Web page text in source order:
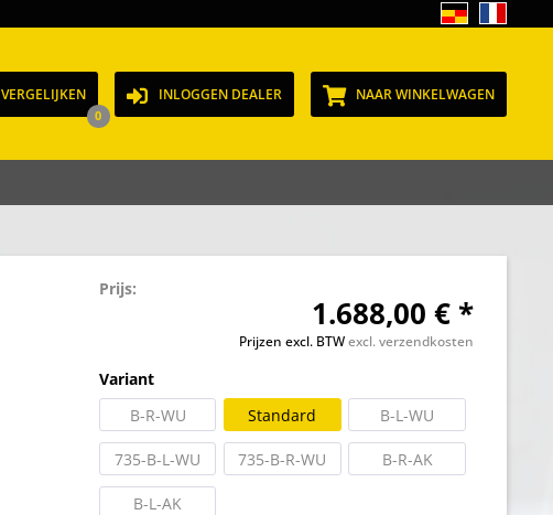
VERGELIJKEN
0
INLOGGEN DEALER NAAR WINKELWAGEN
Prijs:
1.688,00 € *
Prijzen excl. BTWexcl. verzendkosten
Variant
B-R-WU
Standard B-L-WU
735-B-L-WU 735-B-R-WU B-R-AK
B-L-AK